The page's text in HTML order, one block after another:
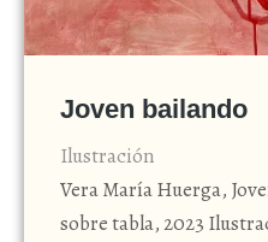
Joven bailando
Ilustración
Vera María Huerga,
sobre tabla, 2023